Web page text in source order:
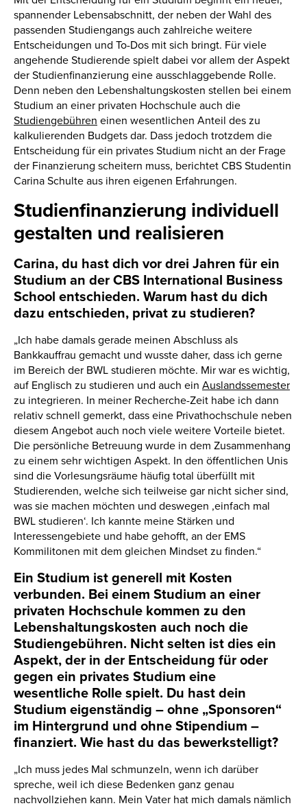
spannender Lebensabschnitt, der neben der Wahl des
passenden Studiengangs auch zahlreiche weitere
Entscheidungen und To-Dos mit sich bringt. Für viele
angehende Studierende spielt dabei vor allem der Aspekt
der Studienfinanzierung eine ausschlaggebende Rolle.
Denn neben den Lebenshaltungskosten stellen bei einem
Studium an einer privaten Hochschule auch die
Studiengebühren einen wesentlichen Anteil des zu
kalkulierenden Budgets dar. Dass jedoch trotzdem die
Entscheidung für ein privates Studium nicht an der Frage
der Finanzierung scheitern muss, berichtet CBS Studentin
Carina Schulte aus ihren eigenen Erfahrungen.
Studienfinanzierung individuell
gestalten und realisieren
Carina, du hast dich vor drei Jahren für ein
Studium an der CBS International Business
School entschieden. Warum hast du dich
dazu entschieden, privat zu studieren?
„Ich habe damals gerade meinen Abschluss als
Bankkauffrau gemacht und wusste daher, dass ich gerne
im Bereich der BWL studieren möchte. Mir war es wichtig,
auf Englisch zu studieren und auch ein Auslandssemester
zu integrieren. In meiner Recherche-Zeit habe ich dann
relativ schnell gemerkt, dass eine Privathochschule neben
diesem Angebot auch noch viele weitere Vorteile bietet.
Die persönliche Betreuung wurde in dem Zusammenhang
zu einem sehr wichtigen Aspekt. In den öffentlichen Unis
sind die Vorlesungsräume häufig total überfüllt mit
Studierenden, welche sich teilweise gar nicht sicher sind,
was sie machen möchten und deswegen ‚einfach mal
BWL studieren‘. Ich kannte meine Stärken und
Interessengebiete und habe gehofft, an der EMS
Kommilitonen mit dem gleichen Mindset zu finden.“
Ein Studium ist generell mit Kosten
verbunden. Bei einem Studium an einer
privaten Hochschule kommen zu den
Lebenshaltungskosten auch noch die
Studiengebühren. Nicht selten ist dies ein
Aspekt, der in der Entscheidung für oder
gegen ein privates Studium eine
wesentliche Rolle spielt. Du hast dein
Studium eigenständig – ohne „Sponsoren“
im Hintergrund und ohne Stipendium –
finanziert. Wie hast du das bewerkstelligt?
„Ich muss jedes Mal schmunzeln, wenn ich darüber
spreche, weil ich diese Bedenken ganz genau
nachvollziehen kann. Mein Vater hat mich damals nämlich